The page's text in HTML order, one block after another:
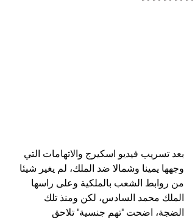
بعد تسريب فيديو اسكيرج والاتهامات التي
وجهها يمينا وشمالا ضد الملك، لم يغير شيئا
من روابط الشعب بالملكية وعلى راسها
الملك محمد السادس، لكن ومنذ تلك
الضجة، اضحت "تهم جنسية" تلاحق